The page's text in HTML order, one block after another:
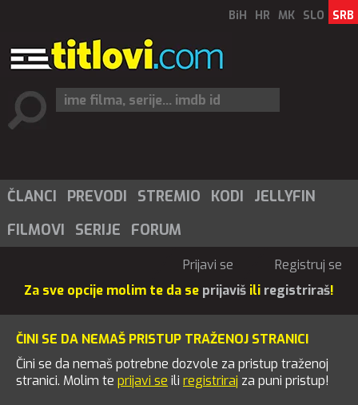
BiH HR MK SLO SRB
ČLANCI PREVODI STREMIO KODI
JELLYFIN
FILMOVI
SERIJE FORUM
Prijavi se
Registruj se
Za sve opcije molim te da se prijaviš ili registriraš!
ČINI SE DA NEMAŠ PRISTUP TRAŽENOJ STRANICI
Čini se da nemaš potrebne dozvole za pristup traženoj
stranici. Molim te prijavi se ili registriraj za puni pristup!